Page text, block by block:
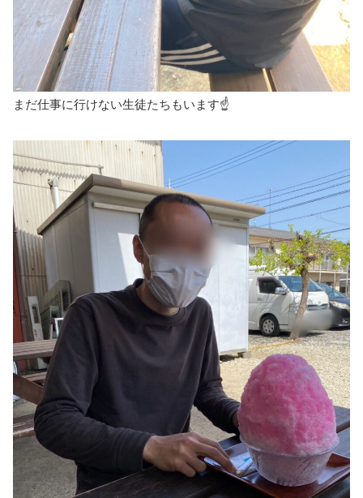
まだ仕事に行けない生徒たちもいます☝️